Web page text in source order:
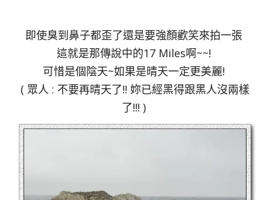
即使臭到鼻子都歪了還是要強顏歡笑來拍一張
這就是那傳說中的17 Miles啊~~!
可惜是個陰天~如果是晴天一定更美麗!
( 眾人 : 不要再晴天了!! 妳已經黑得跟黑人沒兩樣
了!!! )